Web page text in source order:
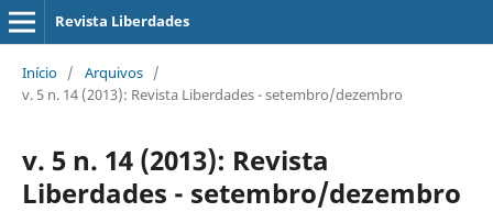
Revista Liberdades
Início / Arquivos /
v. 5 n. 14 (2013): Revista Liberdades - setembro/dezembro
v. 5 n. 14 (2013): Revista
Liberdades - setembro/dezembro